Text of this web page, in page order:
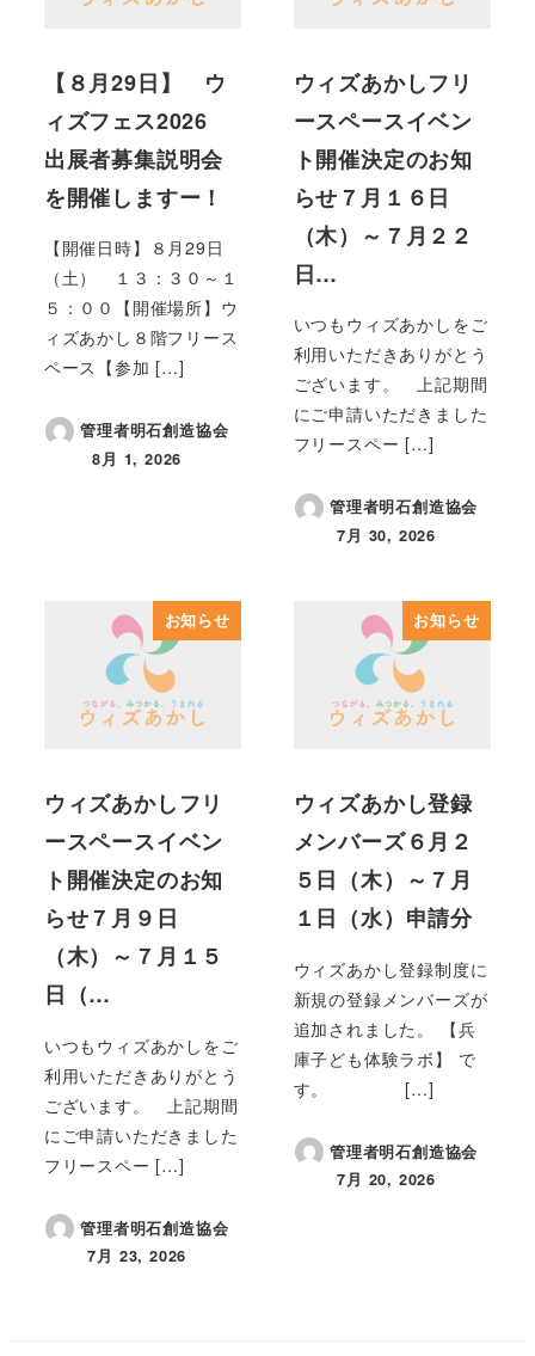
【８月29日】 ウ
ィズフェス2026
出展者募集説明会
を開催しますー！
【開催日時】８月29日
（土） １３：３０～１
５：００【開催場所】ウ
ィズあかし８階フリース
ペース【参加 […]
管理者明石創造協会
投稿日
8月 1, 2026
ウィズあかしフリ
ースペースイベン
ト開催決定のお知
らせ７月１６日
（木）～７月２２
日…
いつもウィズあかしをご
利用いただきありがとう
ございます。 上記期間
にご申請いただきました
フリースペー […]
管理者明石創造協会
投稿日
7月 30, 2026
お知らせ
ウィズあかしフリ
ースペースイベン
ト開催決定のお知
らせ７月９日
（木）～７月１５
日（…
いつもウィズあかしをご
利用いただきありがとう
ございます。 上記期間
にご申請いただきました
フリースペー […]
管理者明石創造協会
投稿日
7月 23, 2026
お知らせ
ウィズあかし登録
メンバーズ６月２
５日（木）～７月
１日（水）申請分
ウィズあかし登録制度に
新規の登録メンバーズが
追加されました。 【兵
庫子ども体験ラボ】 で
す。 […]
管理者明石創造協会
投稿日
7月 20, 2026